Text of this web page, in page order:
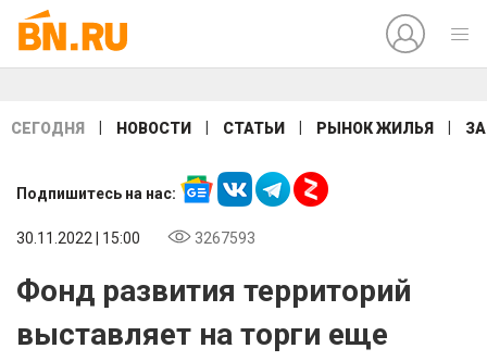
СЕГОДНЯ НОВОСТИ СТАТЬИ РЫНОК ЖИЛЬЯ
Подпишитесь на нас:
30.11.2022 | 15:00 3267593
Фонд развития территорий
выставляет на торги еще